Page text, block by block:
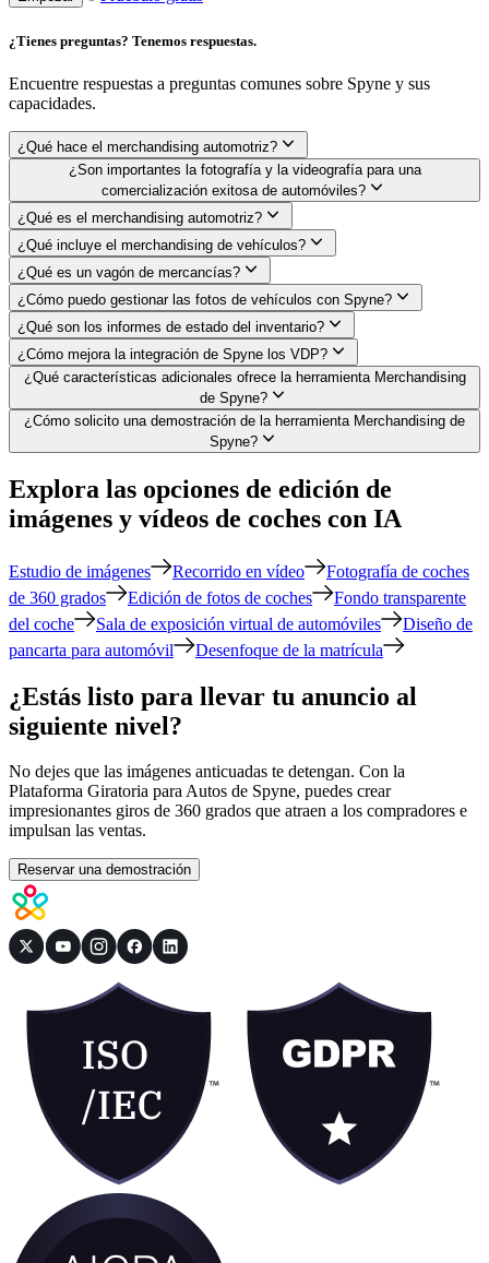
¿Tienes preguntas? Tenemos respuestas.
Encuentre respuestas a preguntas comunes sobre Spyne y sus
capacidades.
¿Qué hace el merchandising automotriz?
¿Son importantes la fotografía y la videografía para una
comercialización exitosa de automóviles?
¿Qué es el merchandising automotriz?
¿Qué incluye el merchandising de vehículos?
¿Qué es un vagón de mercancías?
¿Cómo puedo gestionar las fotos de vehículos con Spyne?
¿Qué son los informes de estado del inventario?
¿Cómo mejora la integración de Spyne los VDP?
¿Qué características adicionales ofrece la herramienta Merchandising
de Spyne?
¿Cómo solicito una demostración de la herramienta Merchandising de
Spyne?
Explora las opciones de edición de
imágenes y vídeos de coches con IA
Estudio de imágenes Recorrido en vídeo
Fotografía de coches
de 360 ​​grados
Edición de fotos de coches
Fondo transparente
del coche
Sala de exposición virtual de automóviles
Diseño de
pancarta para automóvil
Desenfoque de la matrícula
¿Estás listo para llevar tu anuncio al
siguiente nivel?
No dejes que las imágenes anticuadas te detengan. Con la
Plataforma Giratoria para Autos de Spyne, puedes crear
impresionantes giros de 360 ​​grados que atraen a los compradores e
impulsan las ventas.
Reservar una demostración